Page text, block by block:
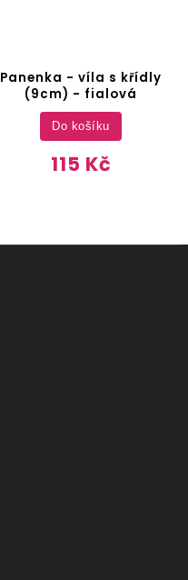
Panenka - víla s křídly
(9cm) - fialová
115 Kč
Do košíku